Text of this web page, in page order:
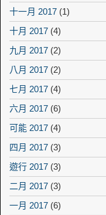
十一月 2017 (1)
十月 2017 (4)
九月 2017 (2)
八月 2017 (2)
七月 2017 (4)
六月 2017 (6)
可能 2017 (4)
四月 2017 (3)
遊行 2017 (3)
二月 2017 (3)
一月 2017 (6)